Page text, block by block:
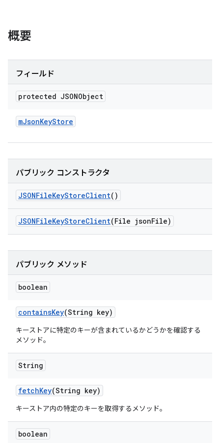
概要
フィールド
protected JSONObject
mJsonKeyStore
パブリック コンストラクタ
JSONFileKeyStoreClient()
JSONFileKeyStoreClient(File jsonFile)
パブリック メソッド
boolean
containsKey(String key)
キーストアに特定のキーが含まれているかどうかを確認する
メソッド。
String
fetchKey(String key)
キーストア内の特定のキーを取得するメソッド。
boolean